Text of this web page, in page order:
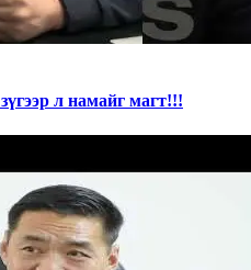
л намайг магт!!!